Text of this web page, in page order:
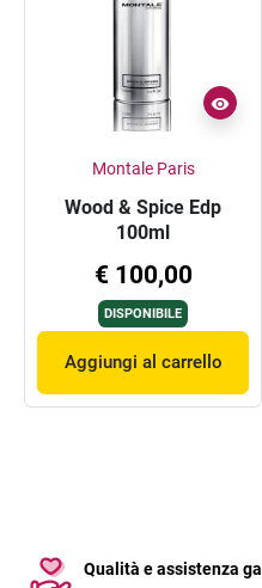
Montale Paris
Wood & Spice Edp
100ml
€ 100,00
DISPONIBILE
Aggiungi al carrello
Qualità e assistenza